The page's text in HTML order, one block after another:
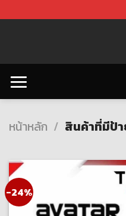
to
หน้าหลัก / สินค้าที่มีป้า
-24%